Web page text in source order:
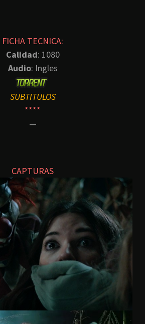
FICHA TECNICA:
Calidad: 1080
Audio: Ingles
SUBTITULOS
****
—
CAPTURAS